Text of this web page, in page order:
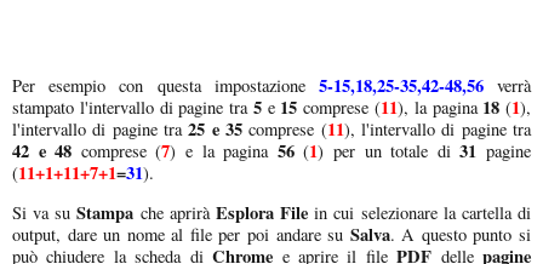
Per esempio con questa impostazione5-15,18,25-35,42-48,56verrà
stampato l'intervallo di pagine tra 5 e15 comprese (11), la pagina 18(1),
l'intervallo di pagine tra25 e 35 comprese (11), l'intervallo di pagine tra
42 e 48 comprese (7) e la pagina 56(1) per un totale di31 pagine
(11+1+11+7+1=31).
Si va su Stampa che aprirà Esplora Filein cui selezionare la cartella di
output, dare un nome al file per poi andare su Salva. A questo punto si
può chiudere la scheda diChrome e aprire il filePDF dellepagine